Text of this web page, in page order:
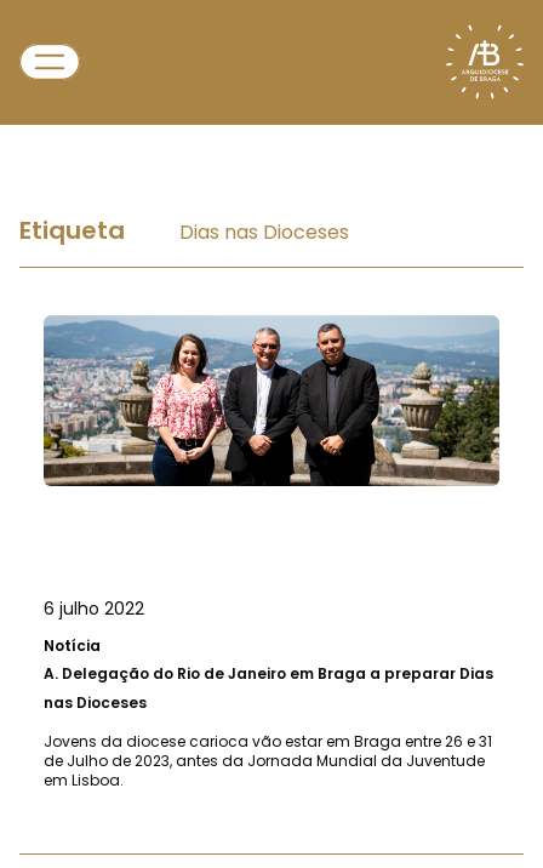
Etiqueta Dias nas Dioceses
6 julho 2022
Notícia
A. Delegação do Rio de Janeiro em Braga a preparar Dias
nas Dioceses
Jovens da diocese carioca vão estar em Braga entre 26 e 31
de Julho de 2023, antes da Jornada Mundial da Juventude
em Lisboa.